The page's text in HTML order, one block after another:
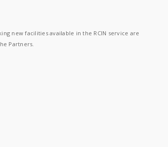
new facilities available in the RCIN service are
Partners.